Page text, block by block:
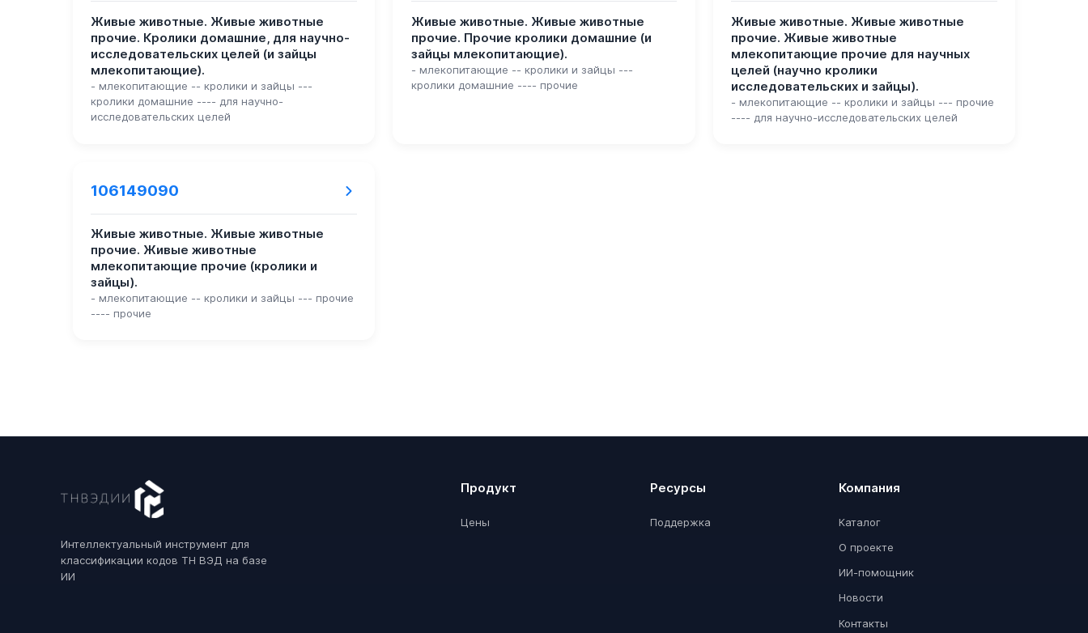
Живые животные. Живые животные
прочие. Кролики домашние, для научно-
исследовательских целей (и зайцы
млекопитающие).
- млекопитающие -- кролики и зайцы ---
кролики домашние ---- для научно-
исследовательских целей
Живые животные. Живые животные
прочие. Прочие кролики домашние (и
зайцы млекопитающие).
- млекопитающие -- кролики и зайцы ---
кролики домашние ---- прочие
Живые животные. Живые животные
прочие. Живые животные
млекопитающие прочие для научных
целей (научно кролики
исследовательских и зайцы).
- млекопитающие -- кролики и зайцы --- прочие
---- для научно-исследовательских целей
106149090
Живые животные. Живые животные
прочие. Живые животные
млекопитающие прочие (кролики и
зайцы).
- млекопитающие -- кролики и зайцы --- прочие
---- прочие
Интеллектуальный инструмент для
классификации кодов ТН ВЭД на базе
ИИ
Продукт
Цены
Ресурсы
Поддержка
Компания
Каталог
О проекте
ИИ-помощник
Новости
Контакты